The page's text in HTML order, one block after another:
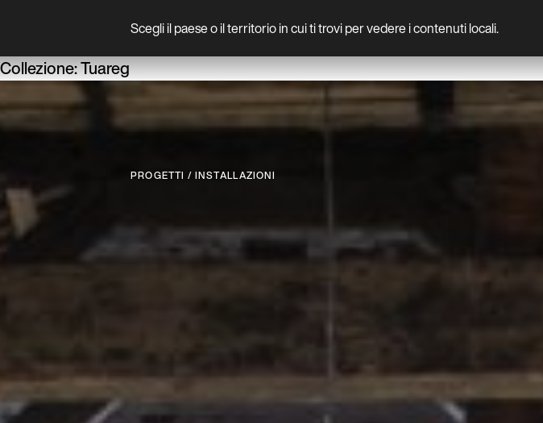
Scegli il paese o il territorio in cui ti trovi per vedere i contenuti locali.
Collezione:Tuareg
PROGETTI / INSTALLAZIONI